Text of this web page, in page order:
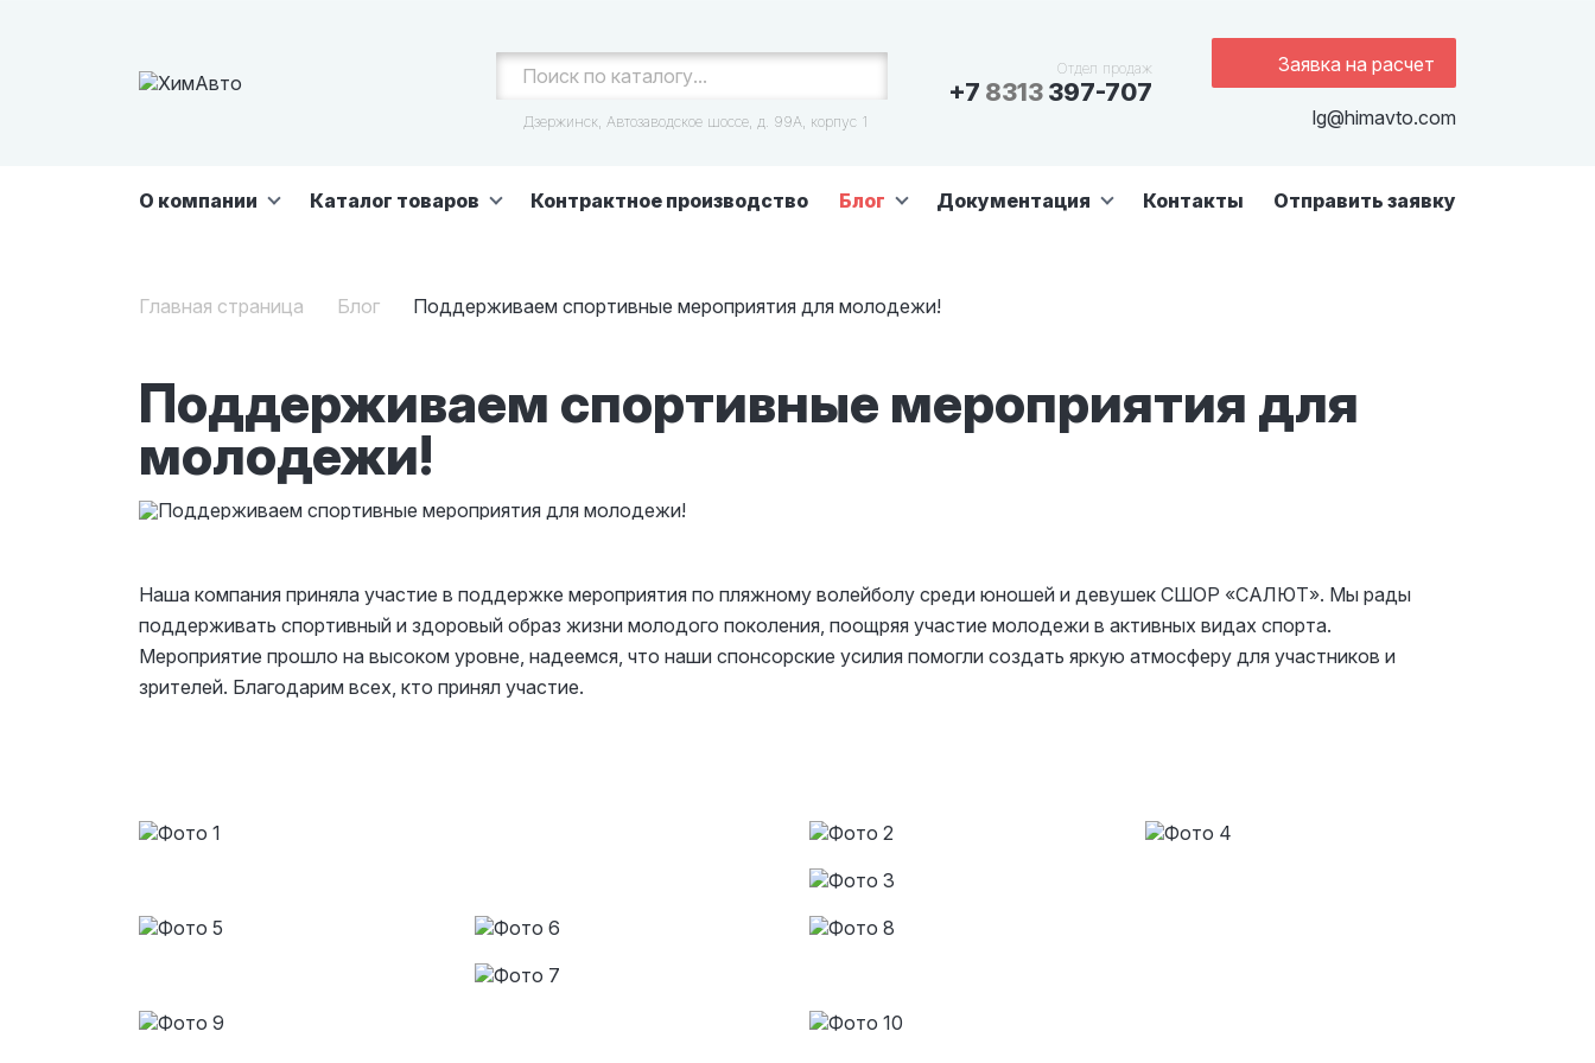
Дзержинск, Автозаводское шоссе, д. 99А, корпус 1
Отдел продаж
+7 8313397-707
Заявка на расчет
lg@himavto.com
О компании Каталог товаров Контрактное производство Блог Документация Контакты Отправить заявку
Главная страница Блог Поддерживаем спортивные мероприятия для молодежи!
Поддерживаем спортивные мероприятия для
молодежи!
Наша компания приняла участие в поддержке мероприятия по пляжному волейболу среди юношей и девушек СШОР «САЛЮТ». Мы рады
поддерживать спортивный и здоровый образ жизни молодого поколения, поощряя участие молодежи в активных видах спорта.
Мероприятие прошло на высоком уровне, надеемся, что наши спонсорские усилия помогли создать яркую атмосферу для участников и
зрителей. Благодарим всех, кто принял участие.